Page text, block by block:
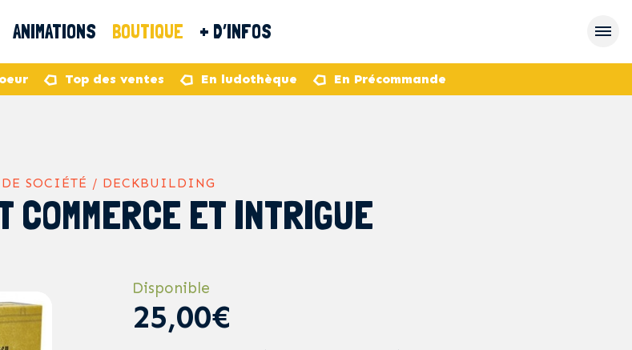
ANIMATIONS BOUTIQUE + D’INFOS
Top des ventes En ludothèque En Précommande
DE SOCIÉTÉ / DECKBUILDING
COMMERCE ET INTRIGUE
Disponible
25,00€